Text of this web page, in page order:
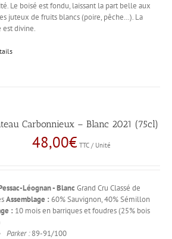
Le boisé est fondu, laissant la part belle aux
juteux de fruits blancs (poire, pêche…). La
est divine.
Carbonnieux – Blanc 2021 (75cl)
48,00€ TTC / Unité
Léognan - Blanc Grand Cru Classé de
Assemblage : 60% Sauvignon, 40% Sémillon
: 10 mois en barriques et foudres (25% bois
Parker :89-91/100